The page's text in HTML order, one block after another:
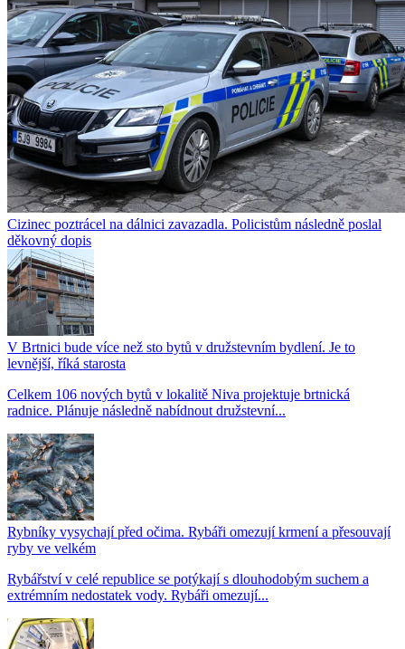
Cizinec poztrácel na dálnici zavazadla. Policistům následně poslal
děkovný dopis
V Brtnici bude více než sto bytů v družstevním bydlení. Je to
levnější, říká starosta
Celkem 106 nových bytů v lokalitě Niva projektuje brtnická
radnice. Plánuje následně nabídnout družstevní...
Rybníky vysychají před očima. Rybáři omezují krmení a přesouvají
ryby ve velkém
Rybářství v celé republice se potýkají s dlouhodobým suchem a
extrémním nedostatek vody. Rybáři omezují...